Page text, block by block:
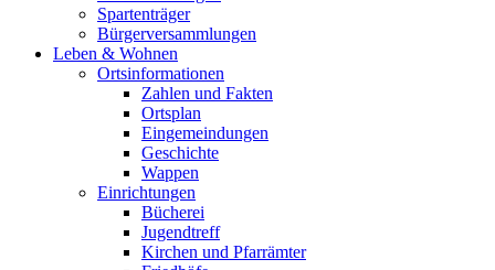
Spartenträger
Bürgerversammlungen
Leben & Wohnen
Ortsinformationen
Zahlen und Fakten
Ortsplan
Eingemeindungen
Geschichte
Wappen
Einrichtungen
Bücherei
Jugendtreff
Kirchen und Pfarrämter